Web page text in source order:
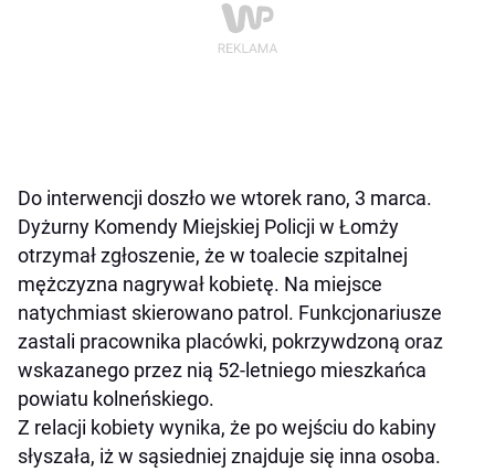
Do interwencji doszło we wtorek rano, 3 marca.
Dyżurny Komendy Miejskiej Policji w Łomży
otrzymał zgłoszenie, że w toalecie szpitalnej
mężczyzna nagrywał kobietę. Na miejsce
natychmiast skierowano patrol. Funkcjonariusze
zastali pracownika placówki, pokrzywdzoną oraz
wskazanego przez nią 52-letniego mieszkańca
powiatu kolneńskiego.
Z relacji kobiety wynika, że po wejściu do kabiny
słyszała, iż w sąsiedniej znajduje się inna osoba.